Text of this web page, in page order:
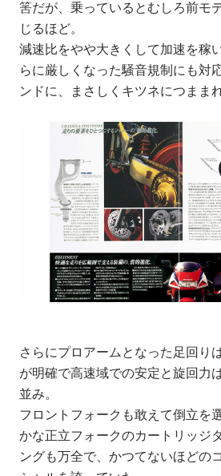
筈だが、乗っているとむしろ前モ
じるほど。
減速比をやや大きくして加速を稼
らに厳しくなった騒音規制にも対
ンドに、まさしくキツネにつまま
さらにプロアームとなった足回り
が明確で高速域での安定と旋回力
並み。
フロントフォークも敢えて倒立を
かな正立フォークのカートリッジ
ングも万全で、かつてないほどの